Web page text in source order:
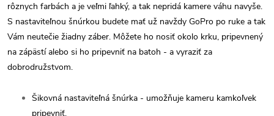
rôznych farbách a je veľmi ľahký, a tak nepridá kamere váhu navyše.
S nastaviteľnou šnúrkou budete mať už navždy GoPro po ruke a tak
Vám neutečie žiadny záber. Môžete ho nosiť okolo krku, pripevnený
na zápästí alebo si ho pripevniť na batoh - a vyraziť za
dobrodružstvom.
Šikovná nastaviteľná šnúrka - umožňuje kameru kamkoľvek
pripevniť.